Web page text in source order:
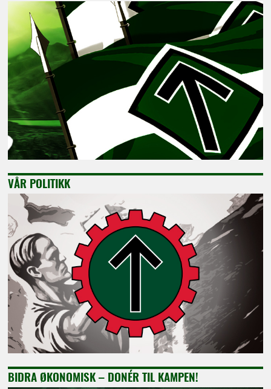
VÅR POLITIKK
BIDRA ØKONOMISK – DONÉR TIL KAMPEN!